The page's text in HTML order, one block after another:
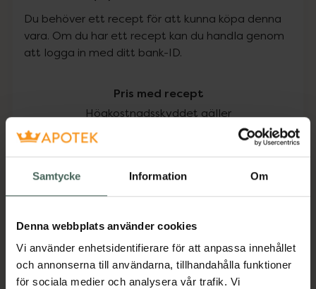
Samtycke Information Om
Denna webbplats använder cookies
Vi använder enhetsidentifierare för att anpassa innehållet
och annonserna till användarna, tillhandahålla funktioner
för sociala medier och analysera vår trafik. Vi
Du behöver ett recept för att kunna köpa denna
vara. Om du har ett recept kan du handla genom
att logga in med ditt bank-ID.
Pris med recept
Högkostnadsskyddet gäller
1314,06 kr
I apotek:1314,06 kr
Aktuella erbjudanden